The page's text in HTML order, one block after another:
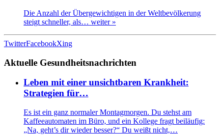
Die Anzahl der Übergewichtigen in der Weltbevölkerung
steigt schneller, als… weiter »
TwitterFacebookXing
Aktuelle Gesundheitsnachrichten
Leben mit einer unsichtbaren Krankheit:
Strategien für…
Es ist ein ganz normaler Montagmorgen. Du stehst am
Kaffeeautomaten im Büro, und ein Kollege fragt beiläufig:
„Na, geht’s dir wieder besser?“ Du weißt nicht,…